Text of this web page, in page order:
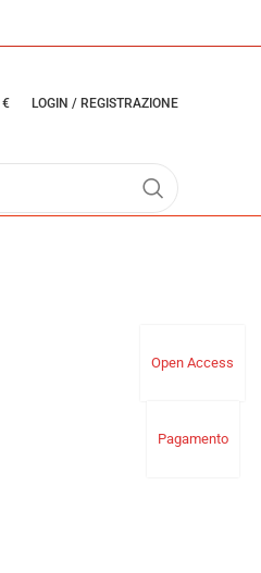
€ LOGIN / REGISTRAZIONE
Open Access
Pagamento